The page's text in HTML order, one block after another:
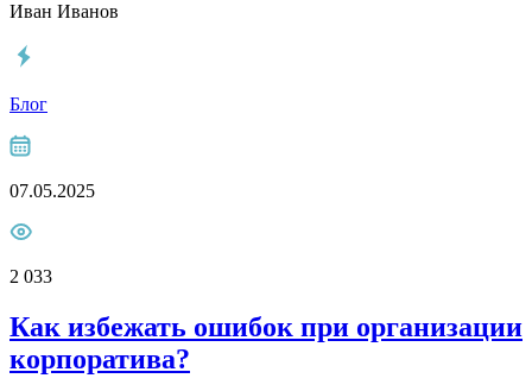
Иван Иванов
Блог
07.05.2025
2 033
Как избежать ошибок при организации
корпоратива?